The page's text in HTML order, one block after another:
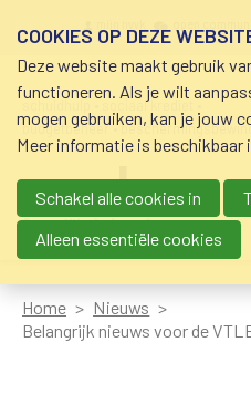
schuldhulp • sociaal krediet •
budgetbeheer •
Main navigation
Home
Nieuws
Belangrijk nieuws voor de
COOKIES OP DEZE
Deze website maakt gebruik
functioneren. Als je wilt
mogen gebruiken, kan je jouw
Meer informatie is beschikbaar
Schakel alle cookies in
Alleen essentiële cookies